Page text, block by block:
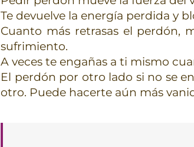
Te devuelve la energía perdida y
Cuanto más retrasas el perdón,
sufrimiento.
A veces te engañas a ti mismo
El perdón por otro lado si no se
otro. Puede hacerte aún más